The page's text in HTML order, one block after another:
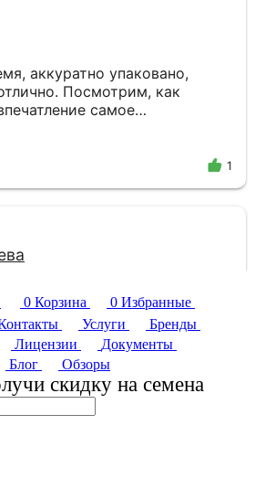
0 Корзина 0 Избранные
Услуги
Бренды
Лицензии
Документы
Блог Обзоры
скидку на семена